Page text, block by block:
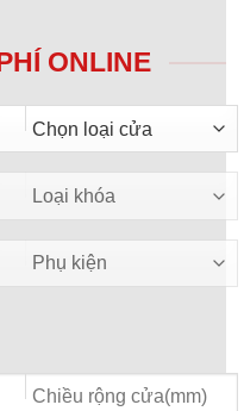
ONLINE